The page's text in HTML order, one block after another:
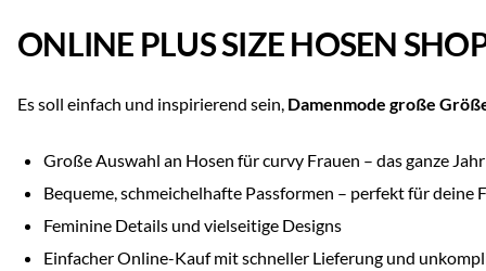
ONLINE PLUS SIZE HOSEN
Es soll einfach und inspirierend sein, Damenmode große
Große Auswahl an Hosen für curvy Frauen – das ganze
Bequeme, schmeichelhafte Passformen – perfekt für deine
Feminine Details und vielseitige Designs
Einfacher Online-Kauf mit schneller Lieferung und